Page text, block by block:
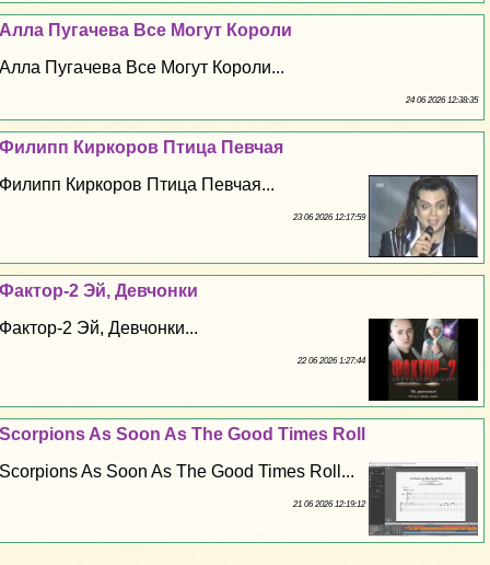
Алла Пугачева Все Могут Короли
Алла Пугачева Все Могут Короли...
24 06 2026 12:38:35
Филипп Киркоров Птица Певчая
Филипп Киркоров Птица Певчая...
23 06 2026 12:17:59
Фактор-2 Эй, Девчонки
Фактор-2 Эй, Девчонки...
22 06 2026 1:27:44
Scorpions As Soon As The Good Times Roll
Scorpions As Soon As The Good Times Roll...
21 06 2026 12:19:12